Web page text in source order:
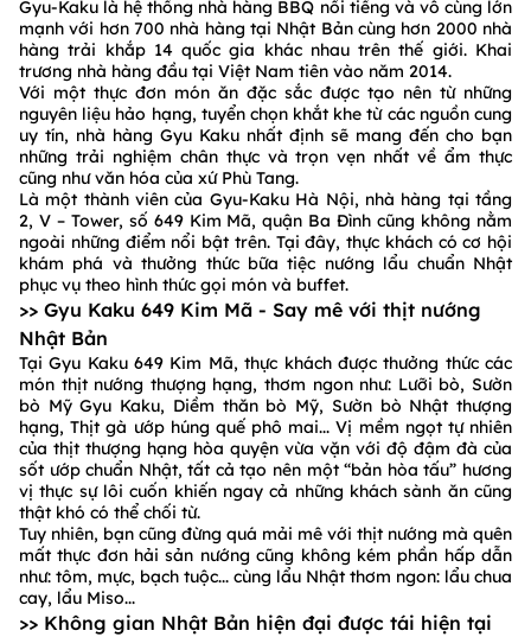
Gyu-Kaku là hệ thống nhà hàng BBQ nổi tiếng và vô cùng lớn
mạnh với hơn 700 nhà hàng tại Nhật Bản cùng hơn 2000 nhà
hàng trải khắp 14 quốc gia khác nhau trên thế giới. Khai
trương nhà hàng đầu tại Việt Nam tiên vào năm 2014.
Với một thực đơn món ăn đặc sắc được tạo nên từ những
nguyên liệu hảo hạng, tuyển chọn khắt khe từ các nguồn cung
uy tín, nhà hàng Gyu Kaku nhất định sẽ mang đến cho bạn
những trải nghiệm chân thực và trọn vẹn nhất về ẩm thực
cũng như văn hóa của xứ Phù Tang.
Là một thành viên của Gyu-Kaku Hà Nội, nhà hàng tại tầng
2, V – Tower, số 649 Kim Mã, quận Ba Đình cũng không nằm
ngoài những điểm nổi bật trên. Tại đây, thực khách có cơ hội
khám phá và thưởng thức bữa tiệc nướng lẩu chuẩn Nhật
phục vụ theo hình thức gọi món và buffet.
>> Gyu Kaku 649 Kim Mã - Say mê với thịt nướng
Nhật Bản
Tại Gyu Kaku 649 Kim Mã, thực khách được thưởng thức các
món thịt nướng thượng hạng, thơm ngon như: Lưỡi bò, Sườn
bò Mỹ Gyu Kaku, Diềm thăn bò Mỹ, Sườn bò Nhật thượng
hạng, Thịt gà ướp húng quế phô mai... Vị mềm ngọt tự nhiên
của thịt thượng hạng hòa quyện vừa vặn với độ đậm đà của
sốt ướp chuẩn Nhật, tất cả tạo nên một “bản hòa tấu” hương
vị thực sự lôi cuốn khiến ngay cả những khách sành ăn cũng
thật khó có thể chối từ.
Tuy nhiên, bạn cũng đừng quá mải mê với thịt nướng mà quên
mất thực đơn hải sản nướng cũng không kém phần hấp dẫn
như: tôm, mực, bạch tuộc... cùng lẩu Nhật thơm ngon: lẩu chua
cay, lẩu Miso...
>> Không gian Nhật Bản hiện đại được tái hiện tại